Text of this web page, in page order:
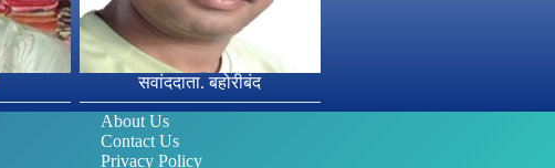
सवांददाता. बहोरीबंद
About Us
Contact Us
Privacy Policy